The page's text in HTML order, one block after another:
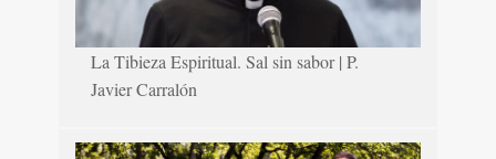
La Tibieza Espiritual. Sal sin sabor | P.
Javier Carralón